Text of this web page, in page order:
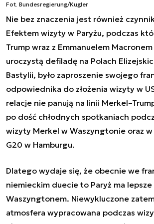
Fot. Bundesregierung/Kugler
Nie bez znaczenia jest również
Efektem wizyty w Paryżu, podczas
Trump wraz z Emmanuelem
uroczystą defiladę na Polach
Bastylii, było zaproszenie swojego
odpowiednika do złożenia wizyty w
relacje nie panują na linii
po dość chłodnych spotkaniach
wizyty Merkel w Waszyngtonie oraz w
G20 w Hamburgu.
Dlatego wydaje się, że obecnie we
niemieckim duecie to Paryż ma lepsze
Waszyngtonem. Niewykluczone
atmosfera wypracowana podczas